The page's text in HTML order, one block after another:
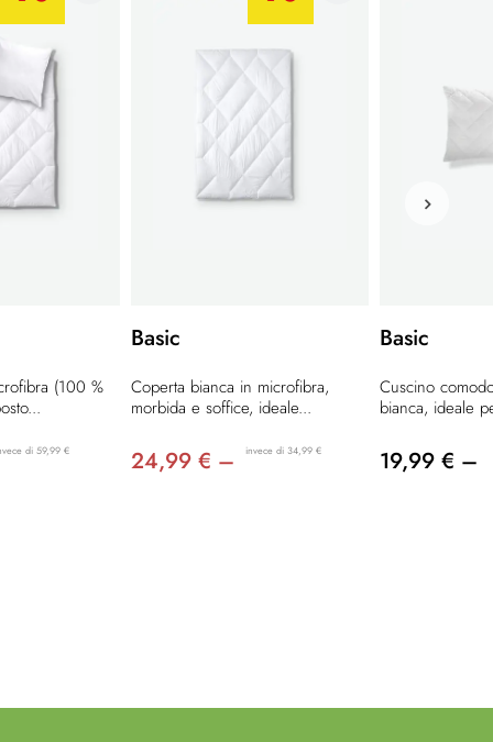
(100 %
di 59,99 €
Basic
Coperta bianca in microfibra,
morbida e soffice, ideale...
24,99 € – invece di 34,99 €
Basic
Cuscino
bianca, ideale
19,99 € –